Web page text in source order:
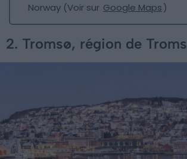
Norway (Voir sur Google Maps)
2. Tromsø, région de Troms